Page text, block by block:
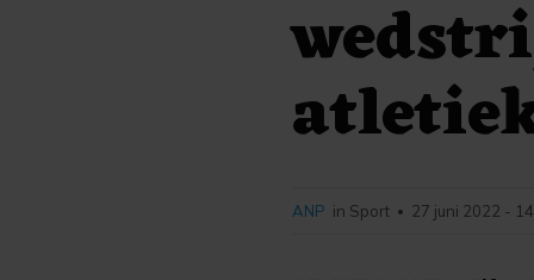
ANP in Sport • 27 juni 2022 -